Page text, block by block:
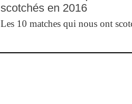
scotchés en 2016
Les 10 matches qui nous ont